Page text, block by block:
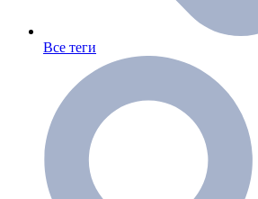
Все теги